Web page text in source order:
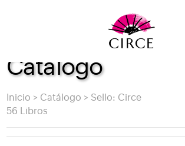
Catálogo
Inicio > Catálogo > Sello: Circe
56 Libros